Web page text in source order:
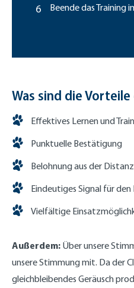
Beende das Training
Was sind die
Effektives Lernen und
Punktuelle Bestätigung
Belohnung aus der Distanz
Eindeutiges Signal für den
Vielfältige
Außerdem: Über unsere
unsere Stimmung mit. Da der
gleichbleibendes Geräusch